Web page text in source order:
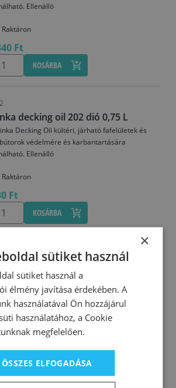
Ellenálló
Raktáron
Ft
KOSÁRBA
decking oil 202 dió 0,75 L
Decking Oil kültéri, járható fafelületek és
védelmére és karbantartására
Ellenálló
Raktáron
Ft
KOSÁRBA
decking oil 202 dió 2,5 L
Decking Oil kültéri, járható fafelületek és
védelmére és karbantartására
Ellenálló
Utolsó darabok
KOSÁRBA
×
sütiket használ
sütiket használ a
élmény javítása érdekében. A
használatával Ön hozzájárul
használatához, a Cookie
megfelelően.
ÖSSZES ELFOGADÁSA